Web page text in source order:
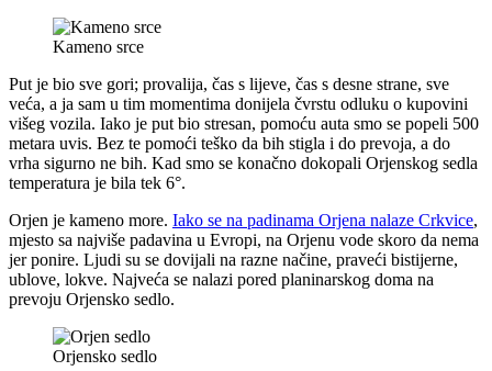
Kameno srce
Put je bio sve gori; provalija, čas s lijeve, čas s desne strane, sve
veća, a ja sam u tim momentima donijela čvrstu odluku o kupovini
višeg vozila. Iako je put bio stresan, pomoću auta smo se popeli 500
metara uvis. Bez te pomoći teško da bih stigla i do prevoja, a do
vrha sigurno ne bih. Kad smo se konačno dokopali Orjenskog sedla
temperatura je bila tek 6°.
Orjen je kameno more. Iako se na padinama Orjena nalaze Crkvice,
mjesto sa najviše padavina u Evropi, na Orjenu vode skoro da nema
jer ponire. Ljudi su se dovijali na razne načine, praveći bistijerne,
ublove, lokve. Najveća se nalazi pored planinarskog doma na
prevoju Orjensko sedlo.
Orjensko sedlo